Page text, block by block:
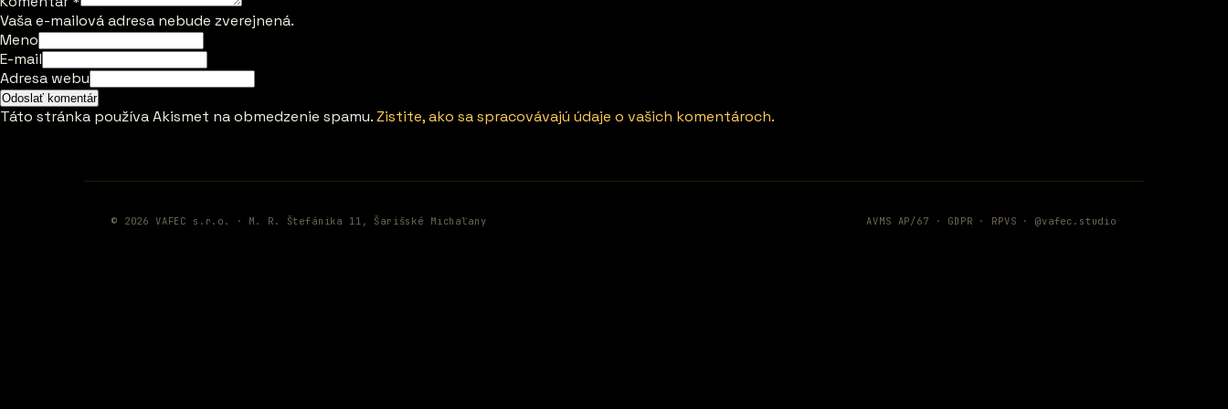
Vaša e-mailová adresa nebude zverejnená.
Meno
E-mail
Adresa webu
Táto stránka používa Akismet na obmedzenie spamu.Zistite, ako sa spracovávajú údaje o vašich komentároch.
© 2026 VAFEC s.r.o. · M. R. Štefánika 11, Šarišské Michaľany AVMS AP/67 · GDPR · RPVS ·@vafec.studio